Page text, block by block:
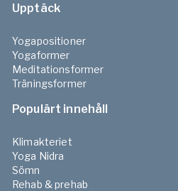
Upptäck
Yogapositioner
Yogaformer
Meditationsformer
Träningsformer
Populärt innehåll
Klimakteriet
Yoga Nidra
Sömn
Rehab & prehab